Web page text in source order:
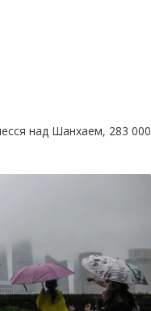
над Шанхаем, 283 000